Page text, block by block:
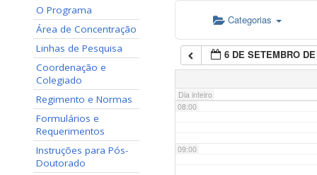
O Programa
Área de Concentração
Linhas de Pesquisa
Coordenação e
Colegiado
Regimento e Normas
Formulários e
Requerimentos
Instruções para Pós-
Doutorado
Categorias
6 DE SETEMBRO
Dia inteiro
07:00
08:00
09:00